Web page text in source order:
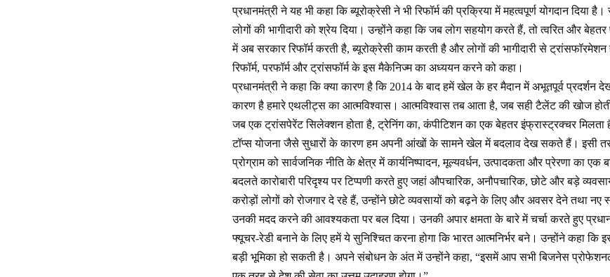
प्रधानमंत्री ने यह भी कहा कि ब्यूरोक्रेसी ने भी रिफॉर्म की प्रक्रिया में महत्वपूर्ण योगदान दिया
लोगों की भागीदारी को श्रेय दिया। उन्होंने कहा कि जब लोग सहयोग करते हैं, तो त्वरित और
में अब सरकार रिफॉर्म करती है, ब्यूरोक्रेसी काम करती है और लोगों की भागीदारी से
रिफॉर्म, परफॉर्म और ट्रांसफॉर्म के इस मैकेनिज्म का अध्ययन करने को कहा।
प्रधानमंत्री ने कहा कि क्या कारण है कि 2014 के बाद हमें खेल के हर मैदान में अभूतपूर्व प्रदर्शन
कारण है हमारे एथलीट्स का आत्मविश्वास। आत्मविश्वास तब आता है, जब सही टैलेंट की खोज
जब एक ट्रांसपेरेंट सिलेक्शन होता है, ट्रेनिंग का, कंपीटिशन का एक बेहतर इंफ्रास्ट्रक्चर
टॉप्स योजना जैसे सुधारों के कारण हम अपनी आंखों के सामने खेल में बदलाव देख सकते हैं। इसी
प्रोग्राम को सार्वजनिक नीति के क्षेत्र में कार्यनिष्पादन, मूल्यवर्धन, उत्पादकता और प्रेरणा का एक
बदलते कारोबारी परिदृश्य पर टिप्पणी करते हुए जहां औपचारिक, अनौपचारिक, छोटे और बड़े
करोड़ों लोगों को रोजगार दे रहे हैं, उन्होंने छोटे व्यवसायों को बढ़ने के लिए और अवसर देने तथा नए
उनकी मदद करने की आवश्यकता पर बल दिया। उनकी अपार क्षमता के बारे में चर्चा करते हुए
फ्यूचर-रेडी बनाने के लिए हमें ये सुनिश्चित करना होगा कि भारत आत्मनिर्भर बने। उन्होंने कहा
बड़ी भूमिका हो सकती है। अपने संबोधन के अंत में उन्होंने कहा, “इसमें आप सभी बिजनेस